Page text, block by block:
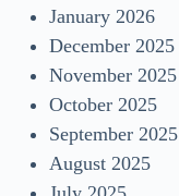
January 2026
December 2025
November 2025
October 2025
September 2025
August 2025